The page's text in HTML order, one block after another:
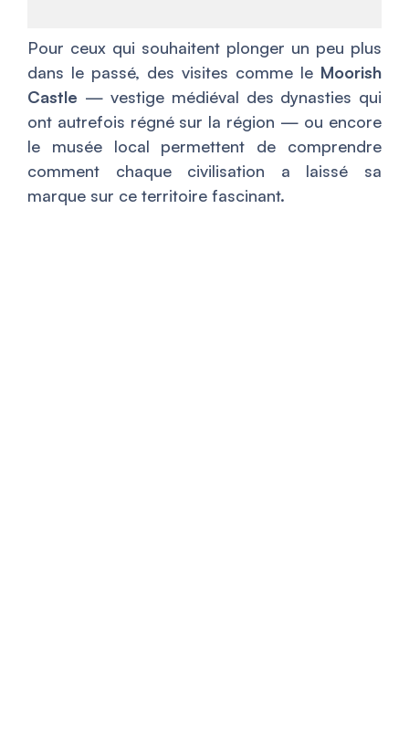
Pour ceux qui souhaitent plonger un peu plus
dans le passé, des visites comme le Moorish
Castle — vestige médiéval des dynasties qui
ont autrefois régné sur la région — ou encore
le musée local permettent de comprendre
comment chaque civilisation a laissé sa
marque sur ce territoire fascinant.